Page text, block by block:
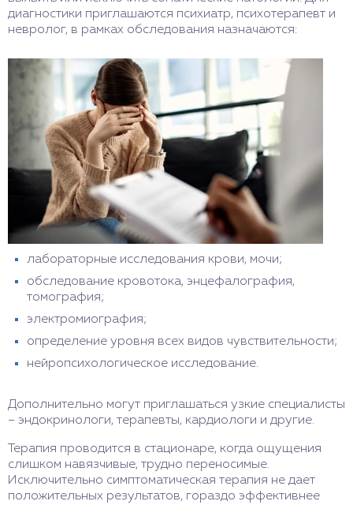
диагностики приглашаются психиатр, психотерапевт и
невролог, в рамках обследования назначаются:
лабораторные исследования крови, мочи;
обследование кровотока, энцефалография,
томография;
электромиография;
определение уровня всех видов чувствительности;
нейропсихологическое исследование.
Дополнительно могут приглашаться узкие специалисты
– эндокринологи, терапевты, кардиологи и другие.
Терапия проводится в стационаре, когда ощущения
слишком навязчивые, трудно переносимые.
Исключительно симптоматическая терапия не дает
положительных результатов, гораздо эффективнее